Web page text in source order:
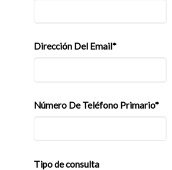
Dirección Del Email*
Número De Teléfono Primario*
Tipo de consulta